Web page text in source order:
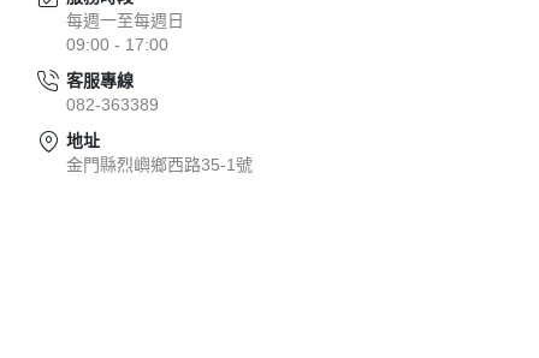
每週一至每週日
09:00 - 17:00
客服專線
082-363389
地址
金門縣烈嶼鄉西路35-1號